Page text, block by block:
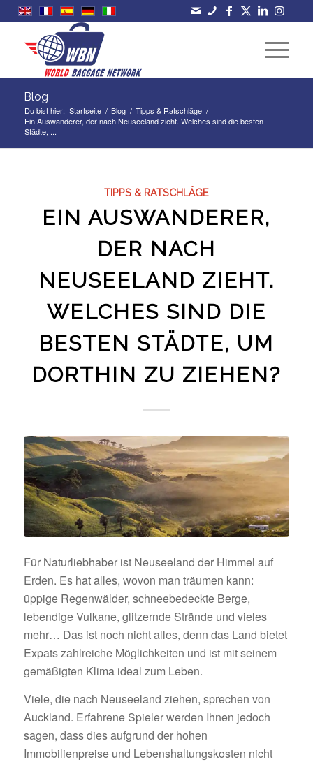
Blog
Du bist hier: Startseite / Blog / Tipps & Ratschläge /
Ein Auswanderer, der nach Neuseeland zieht. Welches sind die besten
Städte, ...
TIPPS & RATSCHLÄGE
EIN AUSWANDERER,
DER NACH
NEUSEELAND ZIEHT.
WELCHES SIND DIE
BESTEN STÄDTE, UM
DORTHIN ZU ZIEHEN?
Für Naturliebhaber ist Neuseeland der Himmel auf
Erden. Es hat alles, wovon man träumen kann:
üppige Regenwälder, schneebedeckte Berge,
lebendige Vulkane, glitzernde Strände und vieles
mehr… Das ist noch nicht alles, denn das Land bietet
Expats zahlreiche Möglichkeiten und ist mit seinem
gemäßigten Klima ideal zum Leben.
Viele, die nach Neuseeland ziehen, sprechen von
Auckland. Erfahrene Spieler werden Ihnen jedoch
sagen, dass dies aufgrund der hohen
Immobilienpreise und Lebenshaltungskosten nicht